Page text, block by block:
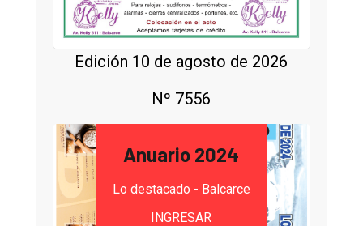
Edición 10 de agosto de 2026
Nº 7556
Anuario 2024
Lo destacado - Balcarce
INGRESAR